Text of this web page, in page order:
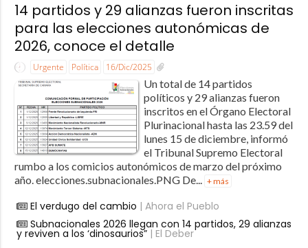
14 partidos y 29 alianzas fueron inscritas
para las elecciones autonómicas de
2026, conoce el detalle
Urgente Política 16/Dic/2025
Un total de 14 partidos
políticos y 29 alianzas fueron
inscritos en el Órgano Electoral
Plurinacional hasta las 23.59 del
lunes 15 de diciembre, informó
el Tribunal Supremo Electoral
rumbo a los comicios autonómicos de marzo del próximo
año. elecciones.subnacionales.PNG De... + más
El verdugo del cambio | Ahora el Pueblo
Subnacionales 2026 llegan con 14 partidos, 29 alianzas
y reviven a los ‘dinosaurios”| El Deber